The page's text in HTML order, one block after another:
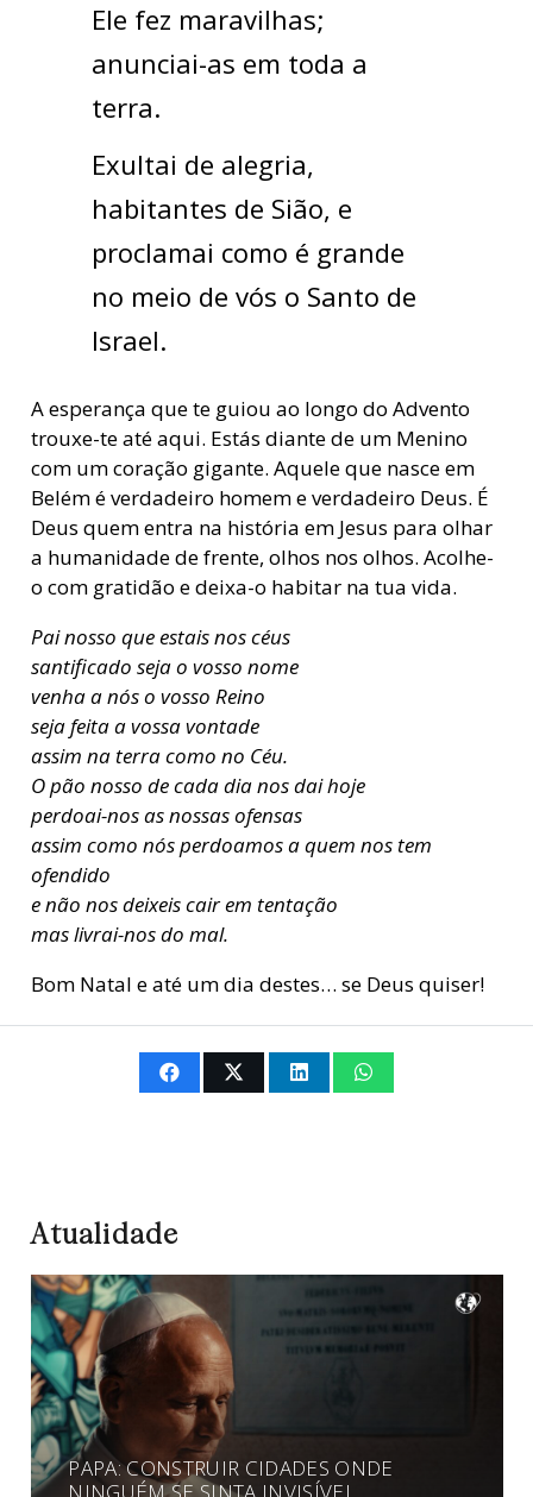
Ele fez maravilhas;
anunciai-as em toda a
terra.
Exultai de alegria,
habitantes de Sião, e
proclamai como é grande
no meio de vós o Santo de
Israel.
A esperança que te guiou ao longo do Advento
trouxe-te até aqui. Estás diante de um Menino
com um coração gigante. Aquele que nasce em
Belém é verdadeiro homem e verdadeiro Deus. É
Deus quem entra na história em Jesus para olhar
a humanidade de frente, olhos nos olhos. Acolhe-
o com gratidão e deixa-o habitar na tua vida.
Pai nosso que estais nos céus
santificado seja o vosso nome
venha a nós o vosso Reino
seja feita a vossa vontade
assim na terra como no Céu.
O pão nosso de cada dia nos dai hoje
perdoai-nos as nossas ofensas
assim como nós perdoamos a quem nos tem
ofendido
e não nos deixeis cair em tentação
mas livrai-nos do mal.
Bom Natal e até um dia destes… se Deus quiser!
Atualidade
PAPA: CONSTRUIR CIDADES ONDE